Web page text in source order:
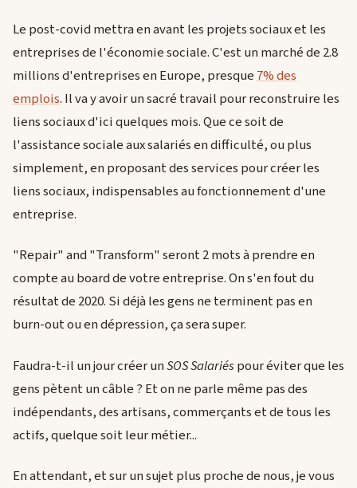
Le post-covid mettra en avant les projets sociaux et les
entreprises de l'économie sociale. C'est un marché de 2.8
millions d'entreprises en Europe, presque7% des
emplois. Il va y avoir un sacré travail pour reconstruire les
liens sociaux d'ici quelques mois. Que ce soit de
l'assistance sociale aux salariés en difficulté, ou plus
simplement, en proposant des services pour créer les
liens sociaux, indispensables au fonctionnement d'une
entreprise.
"Repair" and "Transform" seront 2 mots à prendre en
compte au board de votre entreprise. On s'en fout du
résultat de 2020. Si déjà les gens ne terminent pas en
burn-out ou en dépression, ça sera super.
Faudra-t-il un jour créer unSOS Salariés pour éviter que les
gens pètent un câble ? Et on ne parle même pas des
indépendants, des artisans, commerçants et de tous les
actifs, quelque soit leur métier...
En attendant, et sur un sujet plus proche de nous, je vous